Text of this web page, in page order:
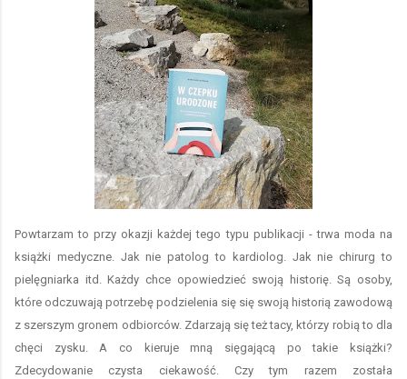
Powtarzam to przy okazji każdej tego typu publikacji - trwa moda na
książki medyczne. Jak nie patolog to kardiolog. Jak nie chirurg to
pielęgniarka itd. Każdy chce opowiedzieć swoją historię. Są osoby,
które odczuwają potrzebę podzielenia się się swoją historią zawodową
z szerszym gronem odbiorców. Zdarzają się też tacy, którzy robią to dla
chęci zysku. A co kieruje mną sięgającą po takie książki?
Zdecydowanie czysta ciekawość. Czy tym razem została